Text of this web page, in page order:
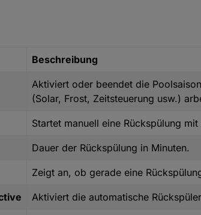
Beschreibung
Aktiviert oder beendet die
(Solar, Frost, Zeitsteuerung usw.)
Startet manuell eine Rückspülung
Dauer der Rückspülung in Minuten.
Zeigt an, ob gerade eine
Aktiviert die automatische